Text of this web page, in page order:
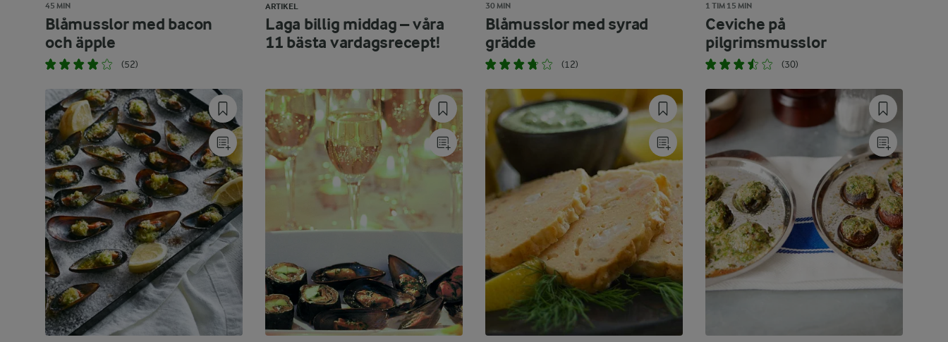
45 MIN
Blåmusslor med bacon
och äpple
(52)
ARTIKEL
Laga billig middag – våra
11 bästa vardagsrecept!
30 MIN
Blåmusslor med syrad
grädde
(12)
1 TIM 15 MIN
Ceviche på
pilgrimsmusslor
(30)